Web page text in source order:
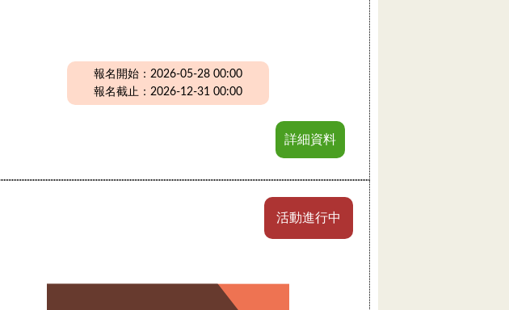
報名開始：2026-05-28 00:00
報名截止：2026-12-31 00:00
詳細資料
活動進行中